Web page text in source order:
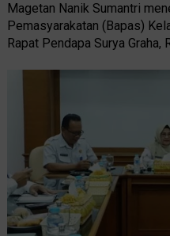
Magetan Nanik Sumantri
Pemasyarakatan (Bapas)
Rapat Pendapa Surya